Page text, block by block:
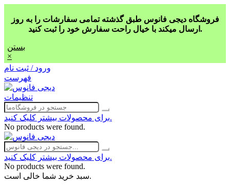
فروشگاه دیجی فانوس طبق گذشته تمامی سفارشات را به روز
ارسال میکند با خیال راحت سفارش خود را ثبت کنید.
بستن
×
ورود / ثبت نام
فهرست
تنظیمات
برای محصولات بیشتر کلیک کنید.
No products were found.
برای محصولات بیشتر کلیک کنید.
No products were found.
سبد خرید شما خالی است.